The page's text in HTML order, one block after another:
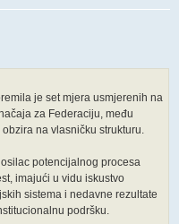
je set mjera usmjerenih na
za Federaciju, među
na vlasničku strukturu.
potencijalnog procesa
imajući u vidu iskustvo
sistema i nedavne rezultate
podršku.